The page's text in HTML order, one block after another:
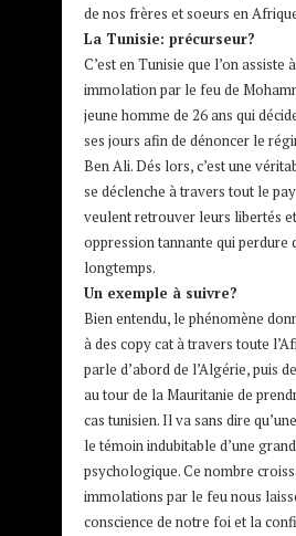
de nos frères et soeurs en
La Tunisie: précurseur?
C’est en Tunisie que l’on assiste
immolation par le feu de
jeune homme de 26 ans qui
ses jours afin de dénoncer le
Ben Ali. Dés lors, c’est une
se déclenche à travers tout le
veulent retrouver leurs libertés
oppression tannante qui perdure
longtemps.
Un exemple à suivre?
Bien entendu, le phénomène
à des copy cat à travers toute
parle d’abord de l’Algérie, puis
au tour de la Mauritanie de
cas tunisien. Il va sans dire
le témoin indubitable d’une
psychologique. Ce nombre
immolations par le feu nous
conscience de notre foi et la